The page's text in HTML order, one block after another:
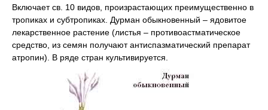
Включает св. 10 видов, произрастающих преимущественно в
тропиках и субтропиках. Дурман обыкновенный – ядовитое
лекарственное растение (листья – противоастматическое
средство, из семян получают антиспазматический препарат
атропин). В ряде стран культивируется.